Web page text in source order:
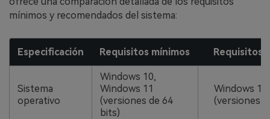
mínimos y recomendados del sistema:
Especificación Requisitos mínimos Requisitos
Sistema
operativo
Windows 10,
Windows 11
(versiones de 64
bits)
Windows
(versiones